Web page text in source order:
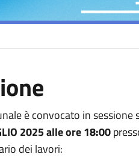
è convocato in
2025alle ore 18:00
dei lavori: